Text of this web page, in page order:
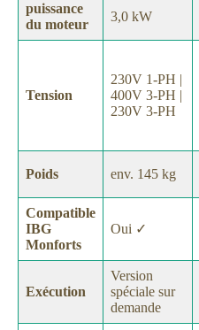
puissance
du moteur
3,0 kW
Tension
230V 1-PH |
400V 3-PH |
230V 3-PH
Poids env. 145 kg
Compatible
IBG
Monforts
Oui ✓
Exécution
Version
spéciale sur
demande